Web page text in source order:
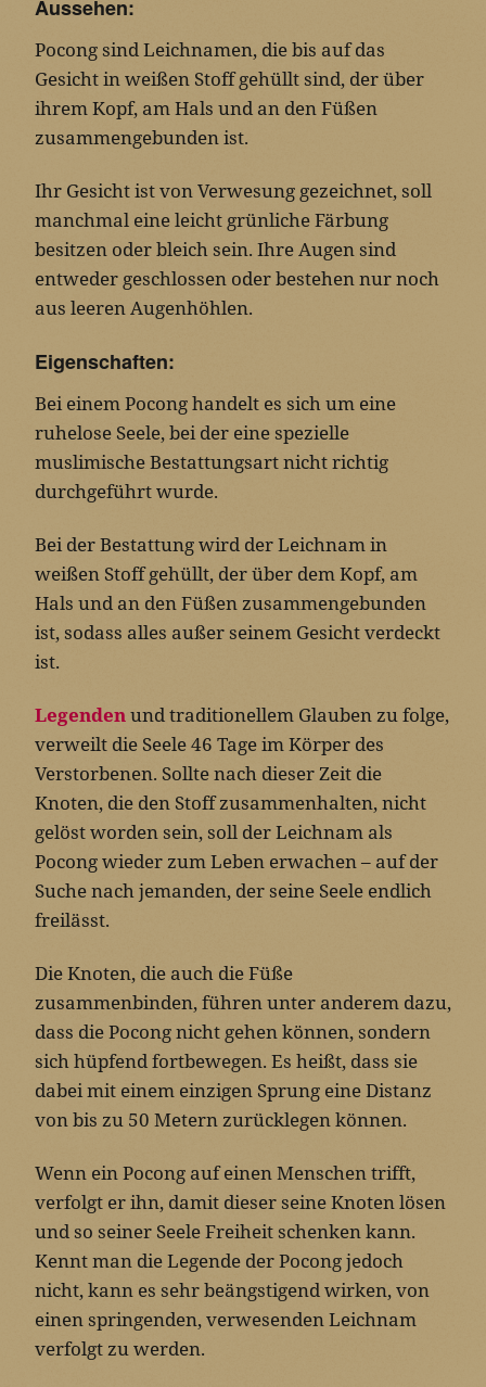
Aussehen:
Pocong sind Leichnamen, die bis auf das
Gesicht in weißen Stoff gehüllt sind, der über
ihrem Kopf, am Hals und an den Füßen
zusammengebunden ist.
Ihr Gesicht ist von Verwesung gezeichnet, soll
manchmal eine leicht grünliche Färbung
besitzen oder bleich sein. Ihre Augen sind
entweder geschlossen oder bestehen nur noch
aus leeren Augenhöhlen.
Eigenschaften:
Bei einem Pocong handelt es sich um eine
ruhelose Seele, bei der eine spezielle
muslimische Bestattungsart nicht richtig
durchgeführt wurde.
Bei der Bestattung wird der Leichnam in
weißen Stoff gehüllt, der über dem Kopf, am
Hals und an den Füßen zusammengebunden
ist, sodass alles außer seinem Gesicht verdeckt
ist.
Legendenund traditionellem Glauben zu folge,
verweilt die Seele 46 Tage im Körper des
Verstorbenen. Sollte nach dieser Zeit die
Knoten, die den Stoff zusammenhalten, nicht
gelöst worden sein, soll der Leichnam als
Pocong wieder zum Leben erwachen – auf der
Suche nach jemanden, der seine Seele endlich
freilässt.
Die Knoten, die auch die Füße
zusammenbinden, führen unter anderem dazu,
dass die Pocong nicht gehen können, sondern
sich hüpfend fortbewegen. Es heißt, dass sie
dabei mit einem einzigen Sprung eine Distanz
von bis zu 50 Metern zurücklegen können.
Wenn ein Pocong auf einen Menschen trifft,
verfolgt er ihn, damit dieser seine Knoten lösen
und so seiner Seele Freiheit schenken kann.
Kennt man die Legende der Pocong jedoch
nicht, kann es sehr beängstigend wirken, von
einen springenden, verwesenden Leichnam
verfolgt zu werden.